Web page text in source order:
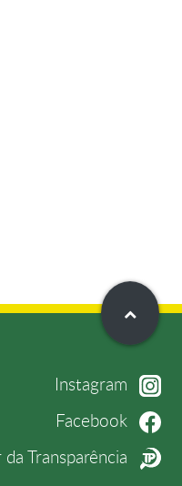
Instagram
Facebook
da Transparência